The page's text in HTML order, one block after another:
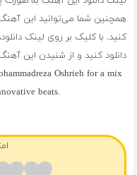
همچنین شما می‌توانید این
کنید. با کلیک بر روی لینک
دانلود کنید و از شنیدن این
Oshrieh for a mix
beats.